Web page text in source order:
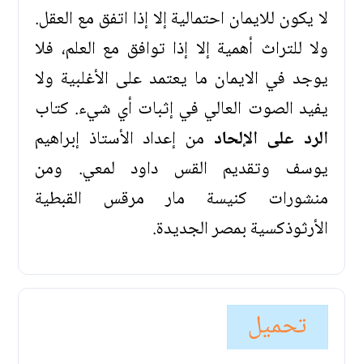
لا يكون للايمان احتمالية إلا إذا اتفق مع العقل.
ولا للتراث أهمية إلا إذا توافق مع العلم، فلا
يوجد في الايمان ما يعتمد على الأغلبية ولا
يفيد الصوت العالي في إثبات أي شيء. كتاب
الرد على الإلحاد من إعداد الأستاذ إبراهيم
يوسف وتقديم القس داود لمعي. ومن
منشورات كنيسة مار مرقس القبطية
الأرثوذكسية بمصر الجديدة.
تحميل